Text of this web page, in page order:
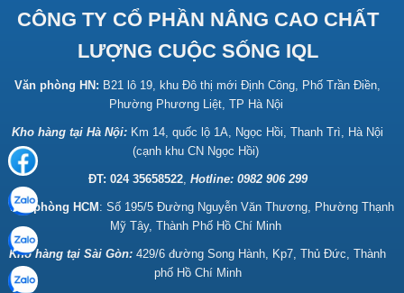
CÔNG TY CỔ PHẦN NÂNG CAO CHẤT
LƯỢNG CUỘC SỐNG IQL
Văn phòng HN: B21 lô 19, khu Đô thị mới Định Công, Phố Trần Điền,
Phường Phương Liệt, TP Hà Nội
Kho hàng tại Hà Nội: Km 14, quốc lộ 1A, Ngọc Hồi, Thanh Trì, Hà Nội
(cạnh khu CN Ngọc Hồi)
ĐT: 024 35658522, Hotline: 0982 906 299
Văn phòng HCM: Số 195/5 Đường Nguyễn Văn Thương, Phường Thạnh
Mỹ Tây, Thành Phố Hồ Chí Minh
Kho hàng tại Sài Gòn: 429/6 đường Song Hành, Kp7, Thủ Đức, Thành
phố Hồ Chí Minh